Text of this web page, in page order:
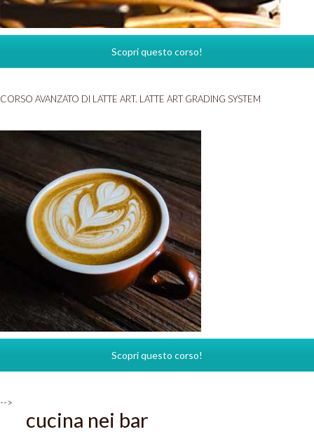
Scopri questo corso!
CORSO AVANZATO DI LATTE ART. LATTE ART GRADING SYSTEM
Scopri questo corso!
-->
cucina nei bar